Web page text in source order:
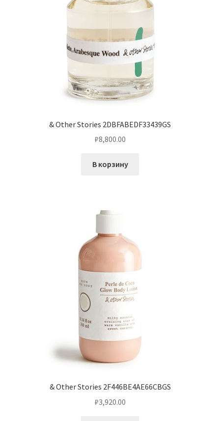
& Other Stories 2DBFABEDF33439GS
₽8,800.00
В корзину
& Other Stories 2F446BE4AE66CBGS
₽3,920.00